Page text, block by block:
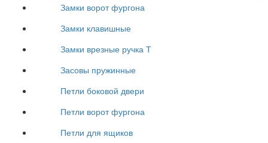
Замки ворот фургона
Замки клавишные
Замки врезные ручка Т
Засовы пружинные
Петли боковой двери
Петли ворот фургона
Петли для ящиков